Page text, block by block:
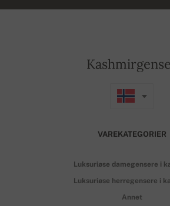
VAREKATEGORIER
Luksuriøse damegensere i
Luksuriøse herregensere i
Annet